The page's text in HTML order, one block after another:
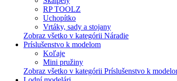
RP TOOLZ
Uchopítko
Vrtáky, sady a stojany
Zobraz všetko v kategórii Náradie
Príslušenstvo k modelom
Koľaje
Mini pružiny
Zobraz všetko v kategórii Príslušenstvo k